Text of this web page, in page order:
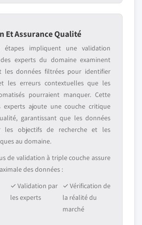
Et Assurance Qualité
étapes impliquent une validation
experts du domaine examinent
les données filtrées pour identifier
les erreurs contextuelles que les
pourraient manquer. Cette
experts ajoute une couche critique
garantissant que les données
les objectifs de recherche et les
au domaine.
de validation à triple couche assure
des données :
✓ Validation par
les experts
✓ Vérification de
la réalité du
marché